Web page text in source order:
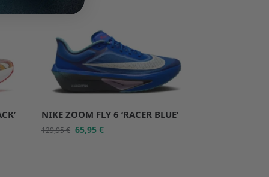
NIKE ZOOM FLY 6 ‘RACER BLUE’
129,95€ 65,95€